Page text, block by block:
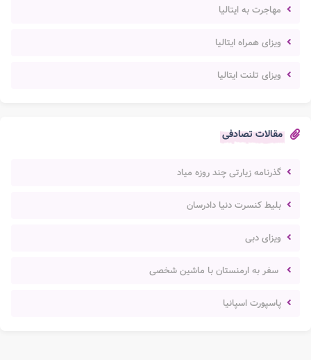
مهاجرت به ایتالیا
ویزای همراه ایتالیا
ویزای تلنت ایتالیا
مقالات تصادفی
گذرنامه زیارتی چند روزه میاد
بلیط کنسرت دنیا دادرسان
ویزای دبی
سفر به ارمنستان با ماشین شخصی
پاسپورت اسپانیا